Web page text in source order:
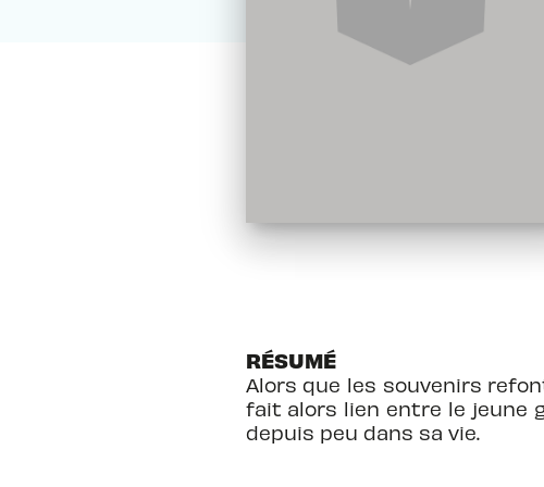
RÉSUMÉ
Alors que les souvenirs
fait alors lien entre le jeune
depuis peu dans sa vie.